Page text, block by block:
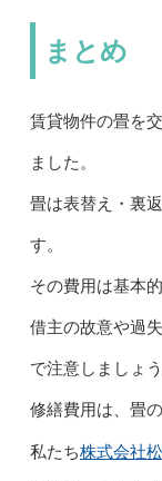
まとめ
賃貸物件の畳を
ました。
畳は表替え・裏
す。
その費用は基本
借主の故意や過
で注意しましょう
修繕費用は、畳
私たち株式会社